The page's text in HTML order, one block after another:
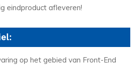
eindproduct afleveren!
op het gebied van Front-End